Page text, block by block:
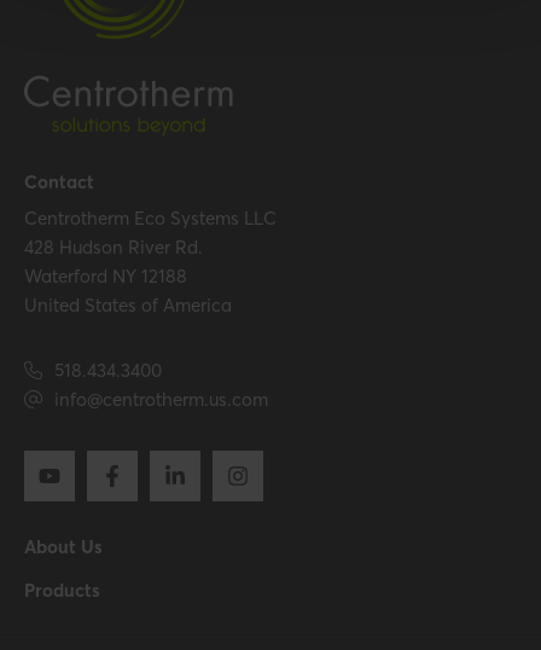
Contact
Centrotherm Eco Systems LLC
428 Hudson River Rd.
Waterford NY 12188
United States of America
518.434.3400
info@centrotherm.us.com
About Us
Products